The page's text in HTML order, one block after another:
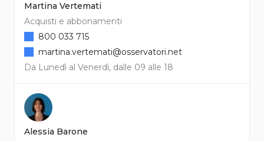
Martina Vertemati
Acquisti e abbonamenti
Da Lunedì al Venerdì, dalle 09 alle 18
800 033 715
martina.vertemati@osservatori.net
Alessia Barone